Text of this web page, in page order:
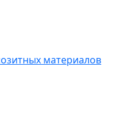
материалов